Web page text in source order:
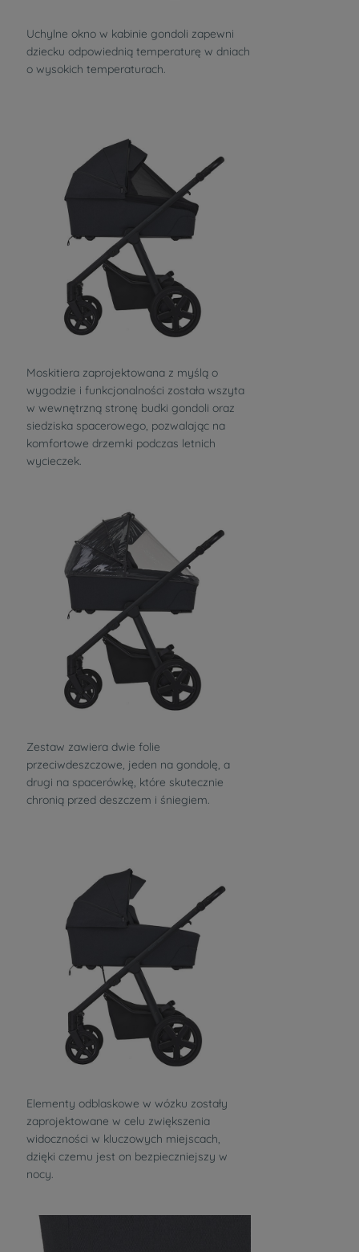
Uchylne okno w kabinie gondoli zapewni
dziecku odpowiednią temperaturę w dniach
o wysokich temperaturach.
Moskitiera zaprojektowana z myślą o
wygodzie i funkcjonalności została wszyta
w wewnętrzną stronę budki gondoli oraz
siedziska spacerowego, pozwalając na
komfortowe drzemki podczas letnich
wycieczek.
Zestaw zawiera dwie folie
przeciwdeszczowe, jeden na gondolę, a
drugi na spacerówkę, które skutecznie
chronią przed deszczem i śniegiem.
Elementy odblaskowe w wózku zostały
zaprojektowane w celu zwiększenia
widoczności w kluczowych miejscach,
dzięki czemu jest on bezpieczniejszy w
nocy.